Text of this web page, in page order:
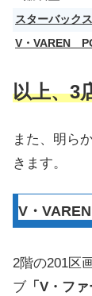
スターバック
V・VAREN
以上、3
また、明ら
きます。
V・
2階の201区
ブ 「V・フ